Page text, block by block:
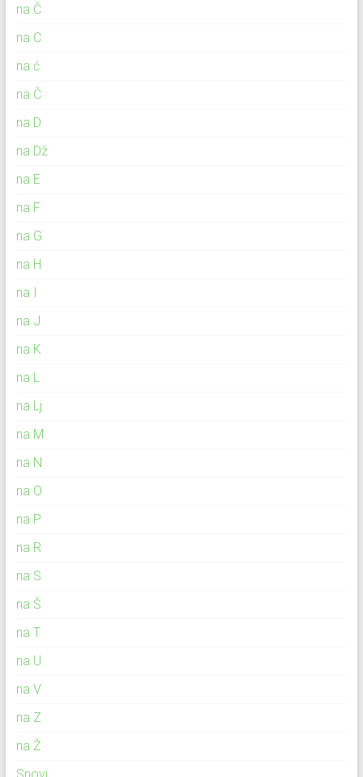
na Č
na C
na ć
na Č
na D
na Dž
na E
na F
na G
na H
na I
na J
na K
na L
na Lj
na M
na N
na O
na P
na R
na S
na Š
na T
na U
na V
na Z
na Ž